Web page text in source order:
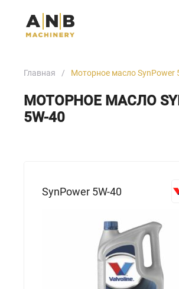
Главная Моторное масло SynPower
МОТОРНОЕ МАСЛО
5W-40
SynPower 5W-40